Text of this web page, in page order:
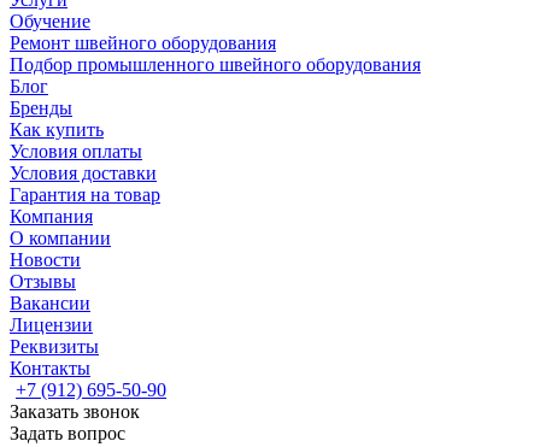
Обучение
Ремонт швейного оборудования
Подбор промышленного швейного оборудования
Блог
Бренды
Как купить
Условия оплаты
Условия доставки
Гарантия на товар
Компания
О компании
Новости
Отзывы
Вакансии
Лицензии
Реквизиты
Контакты
+7 (912) 695-50-90
Заказать звонок
Задать вопрос